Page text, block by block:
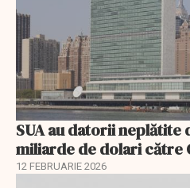
SUA au datorii neplătite
miliarde de dolari către
12 FEBRUARIE 2026